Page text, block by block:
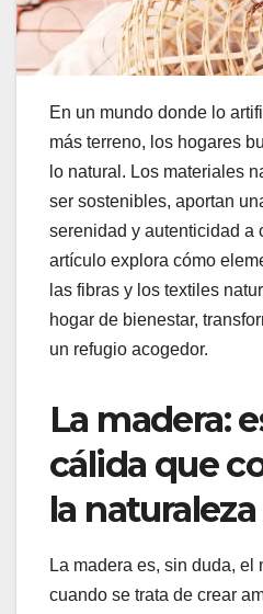
En un mundo donde lo
más terreno, los hogares
lo natural. Los materiales
ser sostenibles, aportan
serenidad y autenticidad a
artículo explora cómo
las fibras y los textiles
hogar de bienestar,
un refugio acogedor.
La madera:
cálida que
la naturaleza
La madera es, sin duda,
cuando se trata de crear